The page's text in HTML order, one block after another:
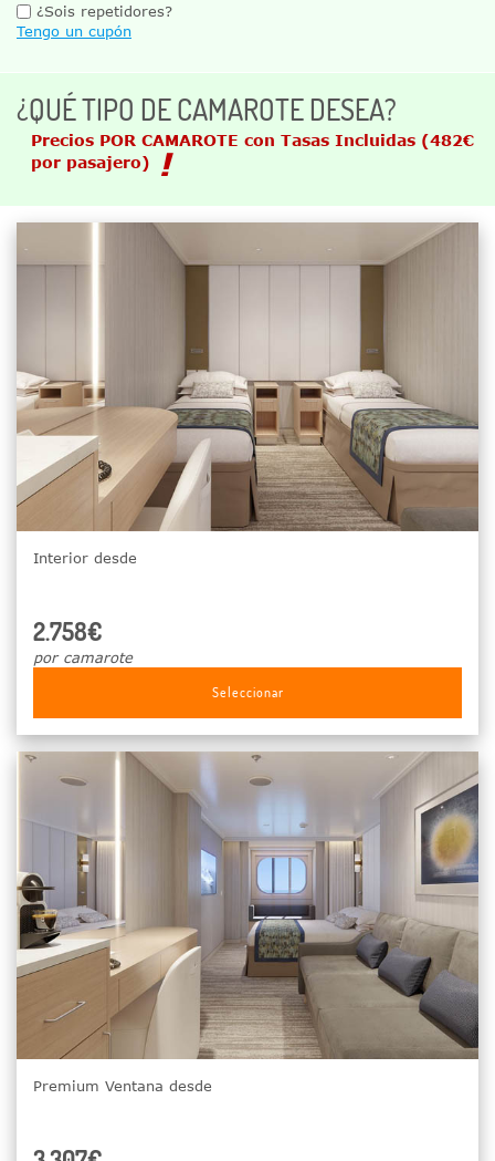
¿Sois repetidores?
Tengo un cupón
¿QUÉ TIPO DE CAMAROTE DESEA?
Precios POR CAMAROTE con Tasas Incluidas (482€
por pasajero)
Interior desde
2.758€
por camarote
Seleccionar
Premium Ventana desde